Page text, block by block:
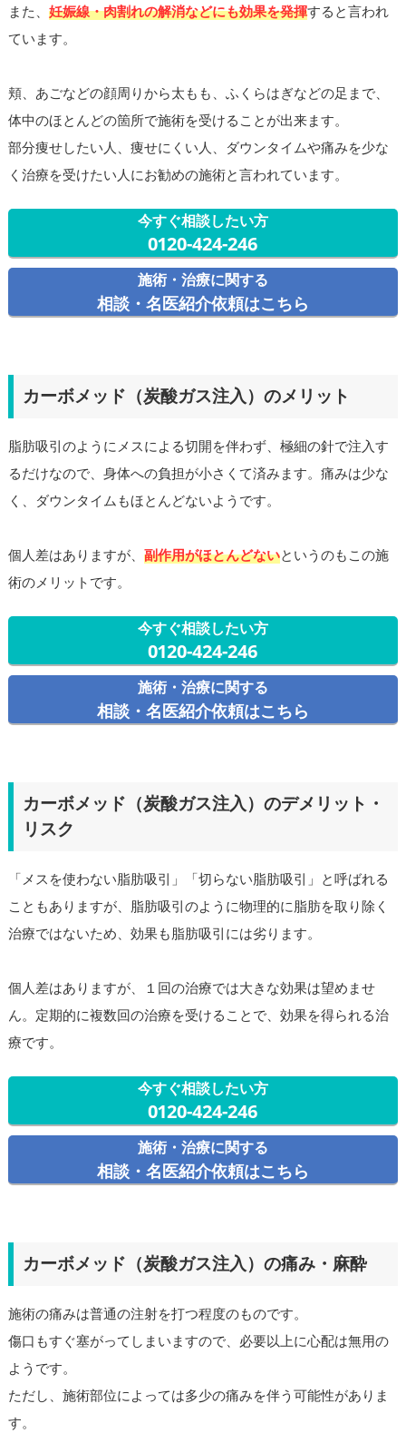
また、 妊娠線・肉割れの解消などにも効果を発揮すると言われ
ています。
頬、あごなどの顔周りから太もも、ふくらはぎなどの足まで、
体中のほとんどの箇所で施術を受けることが出来ます。
部分痩せしたい人、痩せにくい人、ダウンタイムや痛みを少な
く治療を受けたい人にお勧めの施術と言われています。
今すぐ相談したい方
0120-424-246
施術・治療に関する
相談・名医紹介依頼はこちら
カーボメッド（炭酸ガス注入）のメリット
脂肪吸引のようにメスによる切開を伴わず、極細の針で注入す
るだけなので、身体への負担が小さくて済みます。痛みは少な
く、ダウンタイムもほとんどないようです。
個人差はありますが、 副作用がほとんどないというのもこの施
術のメリットです。
今すぐ相談したい方
0120-424-246
施術・治療に関する
相談・名医紹介依頼はこちら
カーボメッド（炭酸ガス注入）のデメリット・
リスク
「メスを使わない脂肪吸引」「切らない脂肪吸引」と呼ばれる
こともありますが、脂肪吸引のように物理的に脂肪を取り除く
治療ではないため、効果も脂肪吸引には劣ります。
個人差はありますが、１回の治療では大きな効果は望めませ
ん。定期的に複数回の治療を受けることで、効果を得られる治
療です。
今すぐ相談したい方
0120-424-246
施術・治療に関する
相談・名医紹介依頼はこちら
カーボメッド（炭酸ガス注入）の痛み・麻酔
施術の痛みは普通の注射を打つ程度のものです。
傷口もすぐ塞がってしまいますので、必要以上に心配は無用の
ようです。
ただし、施術部位によっては多少の痛みを伴う可能性がありま
す。